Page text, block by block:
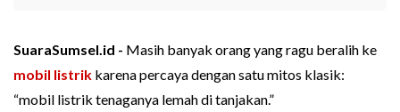
SuaraSumsel.id - Masih banyak orang yang ragu beralih ke
mobil listrik karena percaya dengan satu mitos klasik:
“mobil listrik tenaganya lemah di tanjakan.”